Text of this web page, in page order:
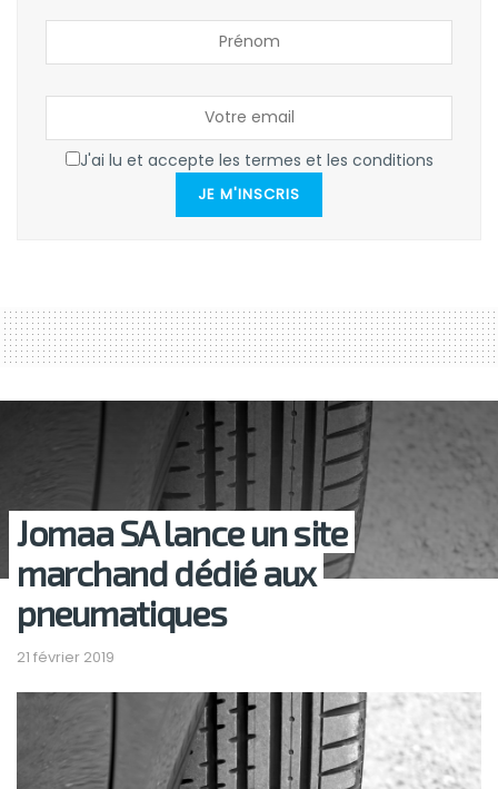
J'ai lu et accepte les termes et les conditions
JE M'INSCRIS
Jomaa SA lance un site
marchand dédié aux
pneumatiques
21 février 2019